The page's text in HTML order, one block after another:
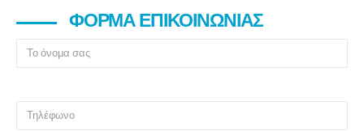
ΦΌΡΜΑ ΕΠΙΚΟΙΝΩΝΊΑΣ